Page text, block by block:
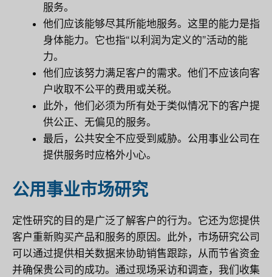
服务。
他们应该能够尽其所能地服务。这里的能力是指
身体能力。它也指“以利润为定义的”活动的能
力。
他们应该努力满足客户的需求。他们不应该向客
户收取不公平的费用或关税。
此外，他们必须为所有处于类似情况下的客户提
供公正、无偏见的服务。
最后，公共安全不应受到威胁。公用事业公司在
提供服务时应格外小心。
公用事业市场研究
定性研究的目的是广泛了解客户的行为。它还为您提供
客户重新购买产品和服务的原因。此外，市场研究公司
可以通过提供相关数据来协助销售跟踪，从而节省资金
并确保贵公司的成功。通过现场采访和调查，我们收集